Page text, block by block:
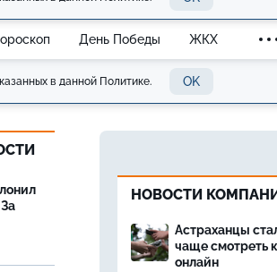
День Победы ЖКХ
в данной Политике. OK
НОВОСТИ
Астраханцы
чаще смотреть
онлайн